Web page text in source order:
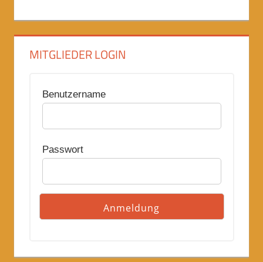
MITGLIEDER LOGIN
Benutzername
Passwort